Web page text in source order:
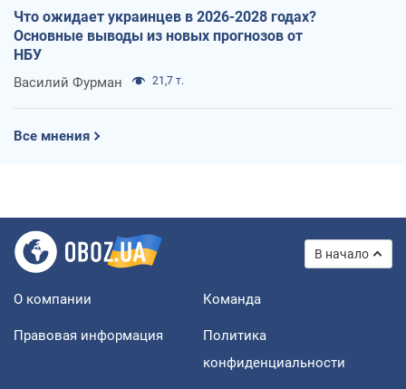
Что ожидает украинцев в 2026-2028 годах?
Основные выводы из новых прогнозов от
НБУ
Василий Фурман 21,7 т.
Все мнения
В начало
О компании Команда
Правовая информация
Политика
конфиденциальности